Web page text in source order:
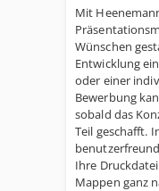
Mit
Wünschen
Entwicklung
oder einer
Bewerbung
sobald das
Teil geschafft.
Ihre
Mappen ganz